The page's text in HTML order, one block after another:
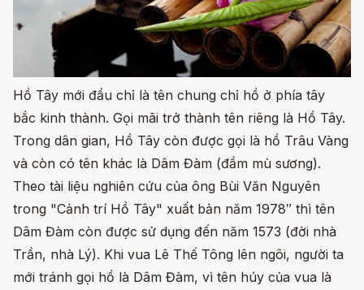
Hồ Tây mới đầu chỉ là tên chung chỉ hồ ở phía tây
bắc kinh thành. Gọi mãi trở thành tên riêng là Hồ Tây.
Trong dân gian, Hồ Tây còn được gọi là hồ Trâu Vàng
và còn có tên khác là Dâm Đàm (đầm mù sương).
Theo tài liệu nghiên cứu của ông Bùi Văn Nguyên
trong "Cảnh trí Hồ Tây" xuất bản năm 1978″ thì tên
Dâm Đàm còn được sử dụng đến năm 1573 (đời nhà
Trần, nhà Lý). Khi vua Lê Thế Tông lên ngôi, người ta
mới tránh gọi hồ là Dâm Đàm, vì tên húy của vua là